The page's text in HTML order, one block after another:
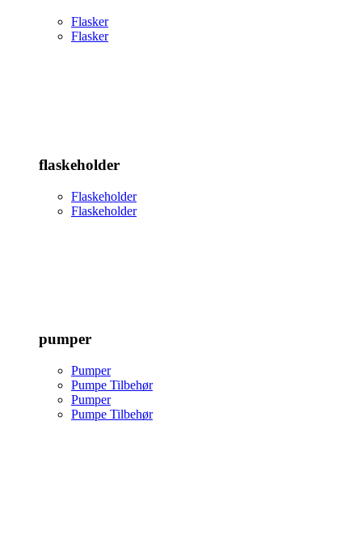
Flasker
Flasker
flaskeholder
Flaskeholder
Flaskeholder
pumper
Pumper
Pumpe Tilbehør
Pumper
Pumpe Tilbehør